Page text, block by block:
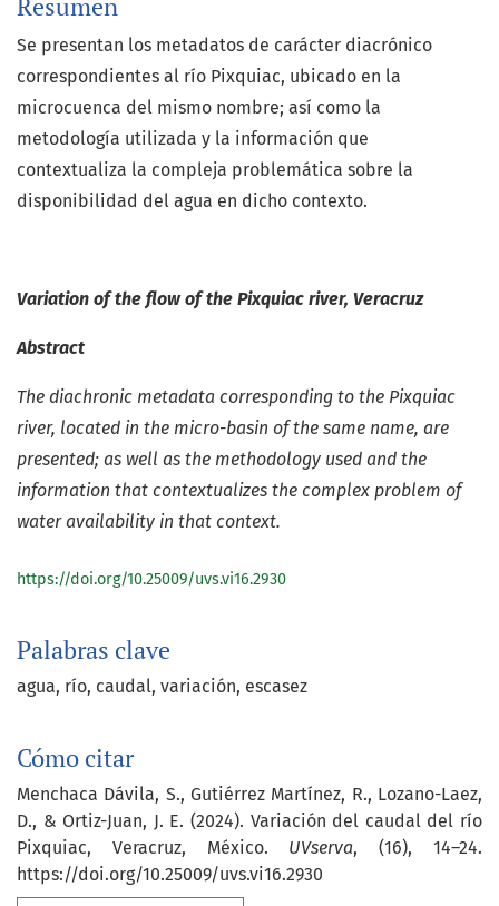
Palabras clave
agua río caudal variación escasez
Cómo citar
Menchaca Dávila, S., Gutiérrez Martínez, R., Lozano-Laez,
D., & Ortiz-Juan, J. E. (2024). Variación del caudal del río
Pixquiac, Veracruz, México. UVserva, (16), 14–24.
https://doi.org/10.25009/uvs.vi16.2930
Resumen
Se presentan los metadatos de carácter diacrónico
correspondientes al río Pixquiac, ubicado en la
microcuenca del mismo nombre; así como la
metodología utilizada y la información que
contextualiza la compleja problemática sobre la
disponibilidad del agua en dicho contexto.
Variation of the flow of the Pixquiac river, Veracruz
Abstract
The diachronic metadata corresponding to the Pixquiac
river, located in the micro-basin of the same name, are
presented; as well as the methodology used and the
information that contextualizes the complex problem of
water availability in that context.
https://doi.org/10.25009/uvs.vi16.2930